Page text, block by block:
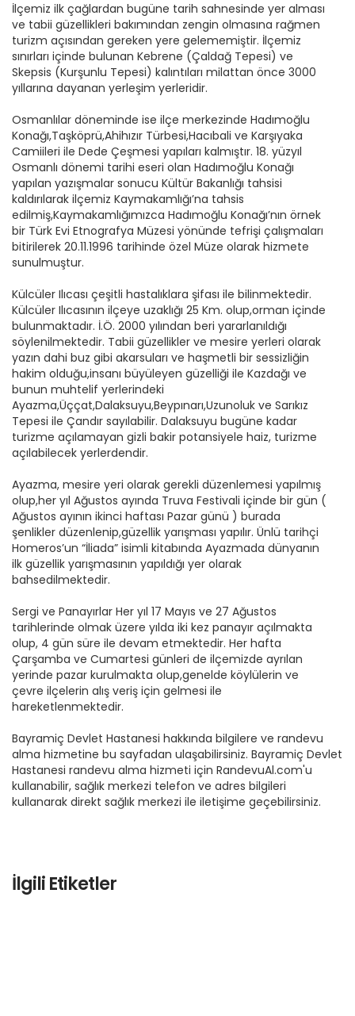
İlçemiz ilk çağlardan bugüne tarih sahnesinde yer alması
ve tabii güzellikleri bakımından zengin olmasına rağmen
turizm açısından gereken yere gelememiştir. İlçemiz
sınırları içinde bulunan Kebrene (Çaldağ Tepesi) ve
Skepsis (Kurşunlu Tepesi) kalıntıları milattan önce 3000
yıllarına dayanan yerleşim yerleridir.
Osmanlılar döneminde ise ilçe merkezinde Hadımoğlu
Konağı,Taşköprü,Ahihızır Türbesi,Hacıbali ve Karşıyaka
Camiileri ile Dede Çeşmesi yapıları kalmıştır. 18. yüzyıl
Osmanlı dönemi tarihi eseri olan Hadımoğlu Konağı
yapılan yazışmalar sonucu Kültür Bakanlığı tahsisi
kaldırılarak ilçemiz Kaymakamlığı’na tahsis
edilmiş,Kaymakamlığımızca Hadımoğlu Konağı’nın örnek
bir Türk Evi Etnografya Müzesi yönünde tefrişi çalışmaları
bitirilerek 20.11.1996 tarihinde özel Müze olarak hizmete
sunulmuştur.
Külcüler Ilıcası çeşitli hastalıklara şifası ile bilinmektedir.
Külcüler Ilıcasının ilçeye uzaklığı 25 Km. olup,orman içinde
bulunmaktadır. İ.Ö. 2000 yılından beri yararlanıldığı
söylenilmektedir. Tabii güzellikler ve mesire yerleri olarak
yazın dahi buz gibi akarsuları ve haşmetli bir sessizliğin
hakim olduğu,insanı büyüleyen güzelliği ile Kazdağı ve
bunun muhtelif yerlerindeki
Ayazma,Üççat,Dalaksuyu,Beypınarı,Uzunoluk ve Sarıkız
Tepesi ile Çandır sayılabilir. Dalaksuyu bugüne kadar
turizme açılamayan gizli bakir potansiyele haiz, turizme
açılabilecek yerlerdendir.
Ayazma, mesire yeri olarak gerekli düzenlemesi yapılmış
olup,her yıl Ağustos ayında Truva Festivali içinde bir gün (
Ağustos ayının ikinci haftası Pazar günü ) burada
şenlikler düzenlenip,güzellik yarışması yapılır. Ünlü tarihçi
Homeros’un “İliada” isimli kitabında Ayazmada dünyanın
ilk güzellik yarışmasının yapıldığı yer olarak
bahsedilmektedir.
Sergi ve Panayırlar Her yıl 17 Mayıs ve 27 Ağustos
tarihlerinde olmak üzere yılda iki kez panayır açılmakta
olup, 4 gün süre ile devam etmektedir. Her hafta
Çarşamba ve Cumartesi günleri de ilçemizde ayrılan
yerinde pazar kurulmakta olup,genelde köylülerin ve
çevre ilçelerin alış veriş için gelmesi ile
hareketlenmektedir.
Bayramiç Devlet Hastanesi hakkında bilgilere ve randevu
alma hizmetine bu sayfadan ulaşabilirsiniz. Bayramiç Devlet
Hastanesi randevu alma hizmeti için RandevuAl.com'u
kullanabilir, sağlık merkezi telefon ve adres bilgileri
kullanarak direkt sağlık merkezi ile iletişime geçebilirsiniz.
İlgili Etiketler